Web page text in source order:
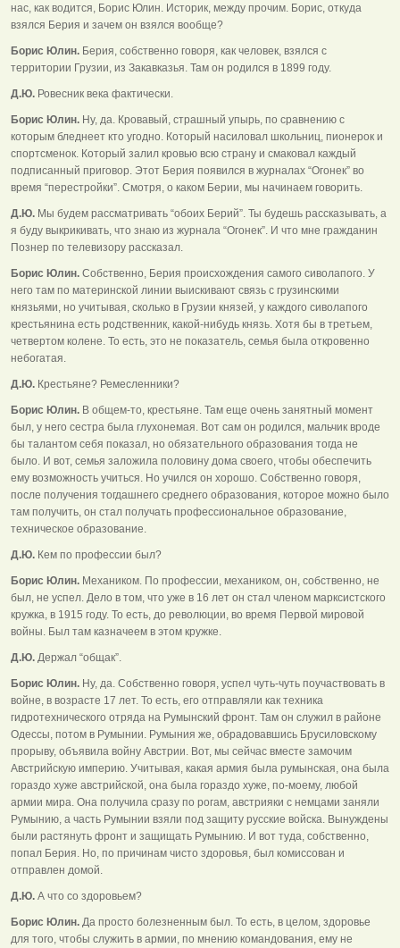
нас, как водится, Борис Юлин. Историк, между прочим. Борис, откуда
взялся Берия и зачем он взялся вообще?
Борис Юлин. Берия, собственно говоря, как человек, взялся с
территории Грузии, из Закавказья. Там он родился в 1899 году.
Д.Ю. Ровесник века фактически.
Борис Юлин. Ну, да. Кровавый, страшный упырь, по сравнению с
которым бледнеет кто угодно. Который насиловал школьниц, пионерок и
спортсменок. Который залил кровью всю страну и смаковал каждый
подписанный приговор. Этот Берия появился в журналах “Огонек” во
время “перестройки”. Смотря, о каком Берии, мы начинаем говорить.
Д.Ю. Мы будем рассматривать “обоих Берий”. Ты будешь рассказывать, а
я буду выкрикивать, что знаю из журнала “Огонек”. И что мне гражданин
Познер по телевизору рассказал.
Борис Юлин. Собственно, Берия происхождения самого сиволапого. У
него там по материнской линии выискивают связь с грузинскими
князьями, но учитывая, сколько в Грузии князей, у каждого сиволапого
крестьянина есть родственник, какой-нибудь князь. Хотя бы в третьем,
четвертом колене. То есть, это не показатель, семья была откровенно
небогатая.
Д.Ю. Крестьяне? Ремесленники?
Борис Юлин. В общем-то, крестьяне. Там еще очень занятный момент
был, у него сестра была глухонемая. Вот сам он родился, мальчик вроде
бы талантом себя показал, но обязательного образования тогда не
было. И вот, семья заложила половину дома своего, чтобы обеспечить
ему возможность учиться. Но учился он хорошо. Собственно говоря,
после получения тогдашнего среднего образования, которое можно было
там получить, он стал получать профессиональное образование,
техническое образование.
Д.Ю. Кем по профессии был?
Борис Юлин. Механиком. По профессии, механиком, он, собственно, не
был, не успел. Дело в том, что уже в 16 лет он стал членом марксистского
кружка, в 1915 году. То есть, до революции, во время Первой мировой
войны. Был там казначеем в этом кружке.
Д.Ю. Держал “общак”.
Борис Юлин. Ну, да. Собственно говоря, успел чуть-чуть поучаствовать в
войне, в возрасте 17 лет. То есть, его отправляли как техника
гидротехнического отряда на Румынский фронт. Там он служил в районе
Одессы, потом в Румынии. Румыния же, обрадовавшись Брусиловскому
прорыву, объявила войну Австрии. Вот, мы сейчас вместе замочим
Австрийскую империю. Учитывая, какая армия была румынская, она была
гораздо хуже австрийской, она была гораздо хуже, по-моему, любой
армии мира. Она получила сразу по рогам, австрияки с немцами заняли
Румынию, а часть Румынии взяли под защиту русские войска. Вынуждены
были растянуть фронт и защищать Румынию. И вот туда, собственно,
попал Берия. Но, по причинам чисто здоровья, был комиссован и
отправлен домой.
Д.Ю. А что со здоровьем?
Борис Юлин. Да просто болезненным был. То есть, в целом, здоровье
для того, чтобы служить в армии, по мнению командования, ему не